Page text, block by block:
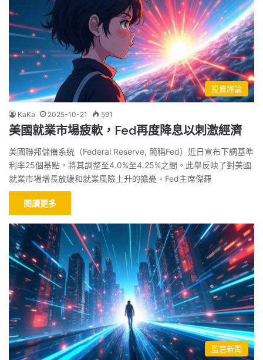
投資評論
KaKa 2025-10-21 591
美國就業市場疲軟，Fed再度降息以刺激經濟
美國聯邦儲備系統（Federal Reserve, 簡稱Fed）近日宣布下調基準
利率25個基點，將其調整至4.0%至4.25%之間。此舉反映了對美國
就業市場增長放緩和就業風險上升的擔憂。Fed主席傑羅
閱讀更多
監管新聞